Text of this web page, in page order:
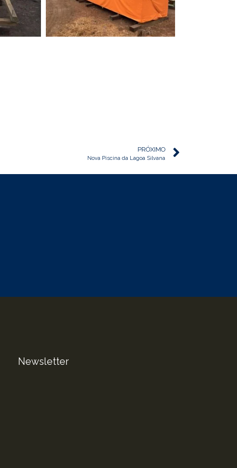
PRÓXIMO
Nova Piscina da Lagoa Silvana
Newsletter